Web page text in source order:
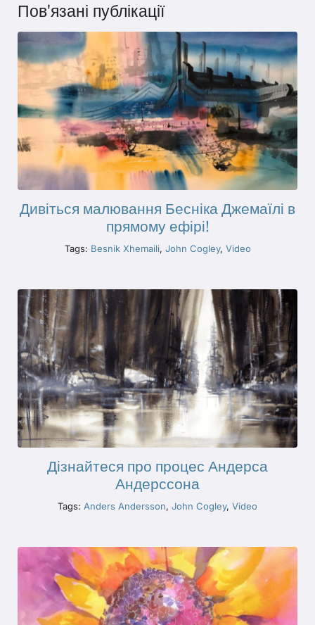
Пов'язані публікації
Дивіться малювання Бесніка Джемаїлі в
прямому ефірі!
Tags: Besnik Xhemaili, John Cogley, Video
Дізнайтеся про процес Андерса
Андерссона
Tags: Anders Andersson, John Cogley, Video